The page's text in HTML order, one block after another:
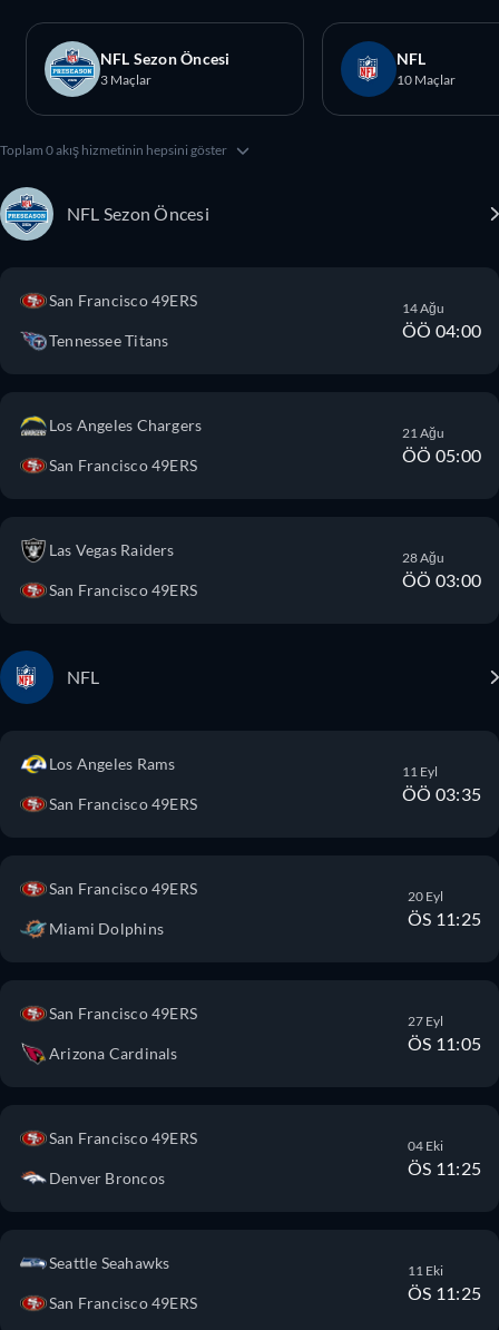
NFL Sezon Öncesi
3 Maçlar
NFL
10 Maçlar
Toplam 0 akış hizmetinin hepsini göster
NFL Sezon Öncesi
San Francisco 49ERS
Tennessee Titans
14 Ağu
ÖÖ 04:00
Los Angeles Chargers
San Francisco 49ERS
21 Ağu
ÖÖ 05:00
Las Vegas Raiders
San Francisco 49ERS
28 Ağu
ÖÖ 03:00
NFL
Los Angeles Rams
San Francisco 49ERS
11 Eyl
ÖÖ 03:35
San Francisco 49ERS
Miami Dolphins
20 Eyl
ÖS 11:25
San Francisco 49ERS
Arizona Cardinals
27 Eyl
ÖS 11:05
San Francisco 49ERS
Denver Broncos
04 Eki
ÖS 11:25
Seattle Seahawks
San Francisco 49ERS
11 Eki
ÖS 11:25